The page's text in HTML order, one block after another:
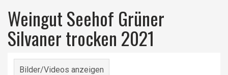
Weingut Seehof Grüner
Silvaner trocken 2021
Bilder/Videos anzeigen